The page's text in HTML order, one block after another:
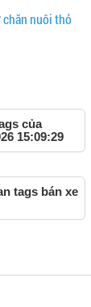
chăn nuôi thỏ
của
15:09:29
tags bán xe